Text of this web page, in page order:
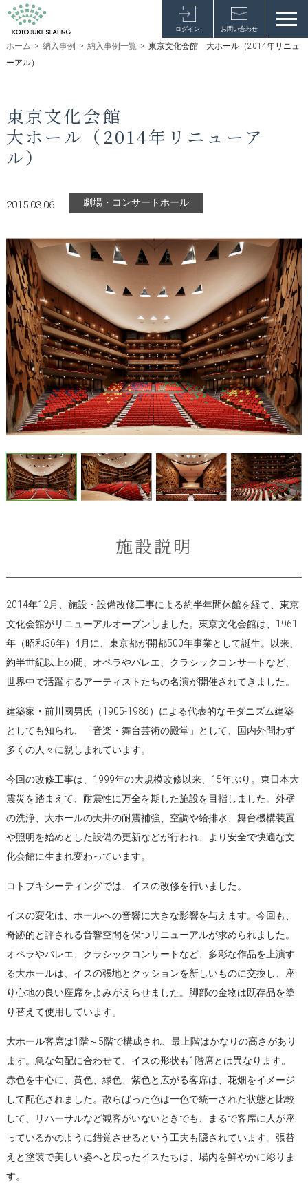
ログイン お問い合わせ
ホーム > 納入事例 > 納入事例一覧 > 東京文化会館 大ホール（2014年リニュ
ーアル）
東京文化会館
大ホール（2014年リニューア
ル）
2015.03.06 劇場・コンサートホール
施設説明
2014年12月、施設・設備改修工事による約半年間休館を経て、東京
文化会館がリニューアルオープンしました。東京文化会館は、1961
年（昭和36年）4月に、東京都が開都500年事業として誕生。以来、
約半世紀以上の間、オペラやバレエ、クラシックコンサートなど、
世界中で活躍するアーティストたちの名演が開催されてきました。
建築家・前川國男氏（1905-1986）による代表的なモダニズム建築
としても知られ、「音楽・舞台芸術の殿堂」として、国内外問わず
多くの人々に親しまれています。
今回の改修工事は、1999年の大規模改修以来、15年ぶり。東日本大
震災を踏まえて、耐震性に万全を期した施設を目指しました。外壁
の洗浄、大ホールの天井の耐震補強、空調や給排水、舞台機構装置
や照明を始めとした設備の更新などが行われ、より安全で快適な文
化会館に生まれ変わっています。
コトブキシーティングでは、イスの改修を行いました。
イスの変化は、ホールへの音響に大きな影響を与えます。今回も、
奇跡的と評される音響空間を保つリニューアルが求められました。
オペラやバレエ、クラシックコンサートなど、多彩な作品を上演す
る大ホールは、イスの張地とクッションを新しいものに交換し、座
り心地の良い座席をよみがえらせました。脚部の金物は既存品を塗
り替えて使用しています。
大ホール客席は1階～5階で構成され、最上階はかなりの高さがあり
ます。急な勾配に合わせて、イスの形状も1階席とは異なります。
赤色を中心に、黄色、緑色、紫色と広がる客席は、花畑をイメージ
して配色されました。散らばった色は一色で統一された状態と比較
して、リハーサルなど観客がいないときでも、まるで客席に人が座
っているかのように錯覚させるという工夫も隠されています。張替
えと塗装で美しい姿へと戻ったイスたちは、場内を鮮やかに彩りま
す。